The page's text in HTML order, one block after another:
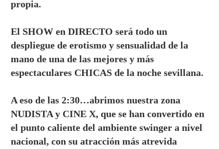
propia.
El SHOW en DIRECTO será todo un
despliegue de erotismo y sensualidad de la
mano de una de las mejores y más
espectaculares CHICAS de la noche sevillana.
A eso de las 2:30…abrimos nuestra zona
NUDISTA y CINE X, que se han convertido en
el punto caliente del ambiente swinger a nivel
nacional, con su atracción más atrevida